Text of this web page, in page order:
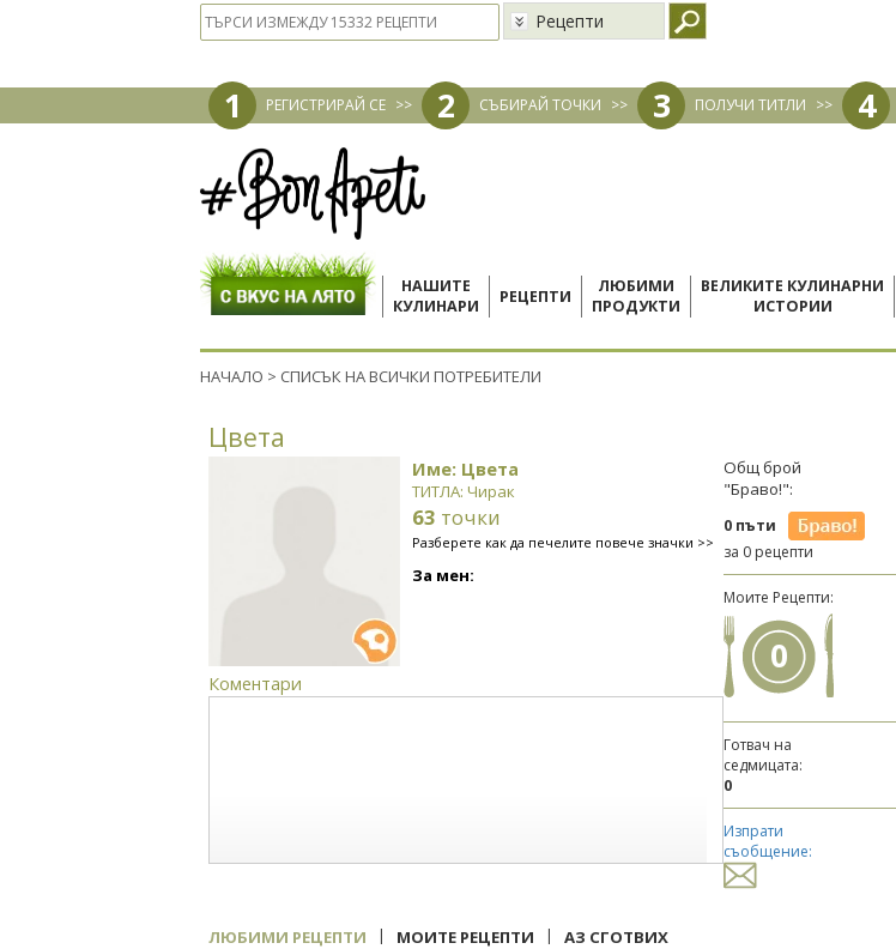
Рецепти
1 РЕГИСТРИРАЙ СЕ >> 2 СЪБИРАЙ ТОЧКИ >> 3 ПОЛУЧИ ТИТЛИ >> 4
НАШИТЕ
КУЛИНАРИ
РЕЦЕПТИ
ЛЮБИМИ
ПРОДУКТИ
ВЕЛИКИТЕ КУЛИНАРНИ
ИСТОРИИ
НАЧАЛО > СПИСЪК НА ВСИЧКИ ПОТРЕБИТЕЛИ
Цвета
Име: Цвета
ТИТЛА: Чирак
63 точки
Разберете как да печелите повече значки >>
За мен:
Коментари
Общ брой
"Браво!":
0 пъти
за 0 рецепти
Моите Рецепти:
0
Готвач на
седмицата:
0
Изпрати
съобщение:
ЛЮБИМИ РЕЦЕПТИ | МОИТЕ РЕЦЕПТИ | АЗ СГОТВИХ